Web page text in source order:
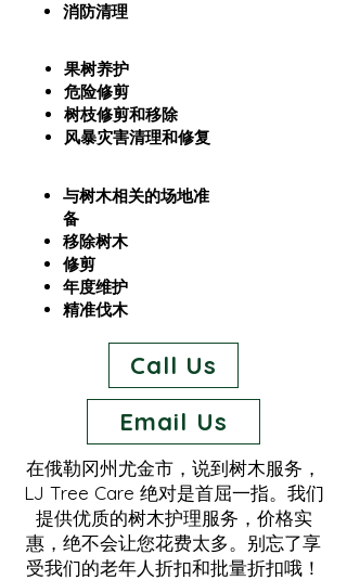
消防清理
果树养护
危险修剪
树枝修剪和移除
风暴灾害清理和修复
与树木相关的场地准
备
移除树木
修剪
年度维护
精准伐木
Call Us
Email Us
在俄勒冈州尤金市，说到树木服务，
LJ Tree Care 绝对是首屈一指。我们
提供优质的树木护理服务，价格实
惠，绝不会让您花费太多。别忘了享
受我们的老年人折扣和批量折扣哦！